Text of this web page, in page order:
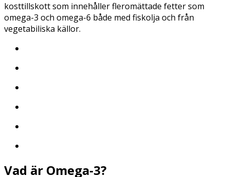
kosttillskott som innehåller fleromättade fetter som
omega-3 och omega-6 både med fiskolja och från
vegetabiliska källor.
Vad är Omega-3?